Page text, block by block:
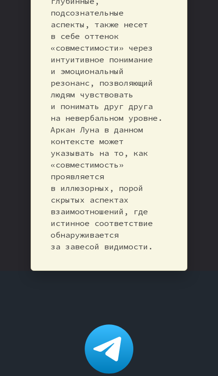
подсознательные
аспекты, также несет
в себе оттенок
«совместимости» через
интуитивное понимание
и эмоциональный
резонанс, позволяющий
людям чувствовать
и понимать друг друга
на невербальном уровне.
Аркан Луна в данном
контексте может
указывать на то, как
«совместимость»
проявляется
в иллюзорных, порой
скрытых аспектах
взаимоотношений, где
истинное соответствие
обнаруживается
за завесой видимости.